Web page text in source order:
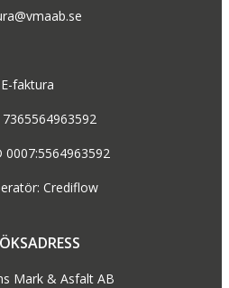
E-faktura
0007:5564963592
Crediflow
Mark & Asfalt AB